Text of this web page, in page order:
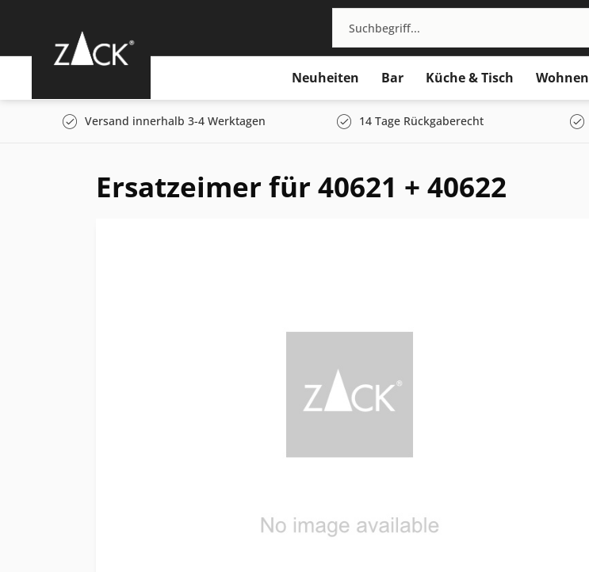
Neuheiten Bar Küche & Tisch Wohnen
Versand innerhalb 3-4 Werktagen 14 Tage Rückgaberecht
Ersatzeimer für 40621 + 40622